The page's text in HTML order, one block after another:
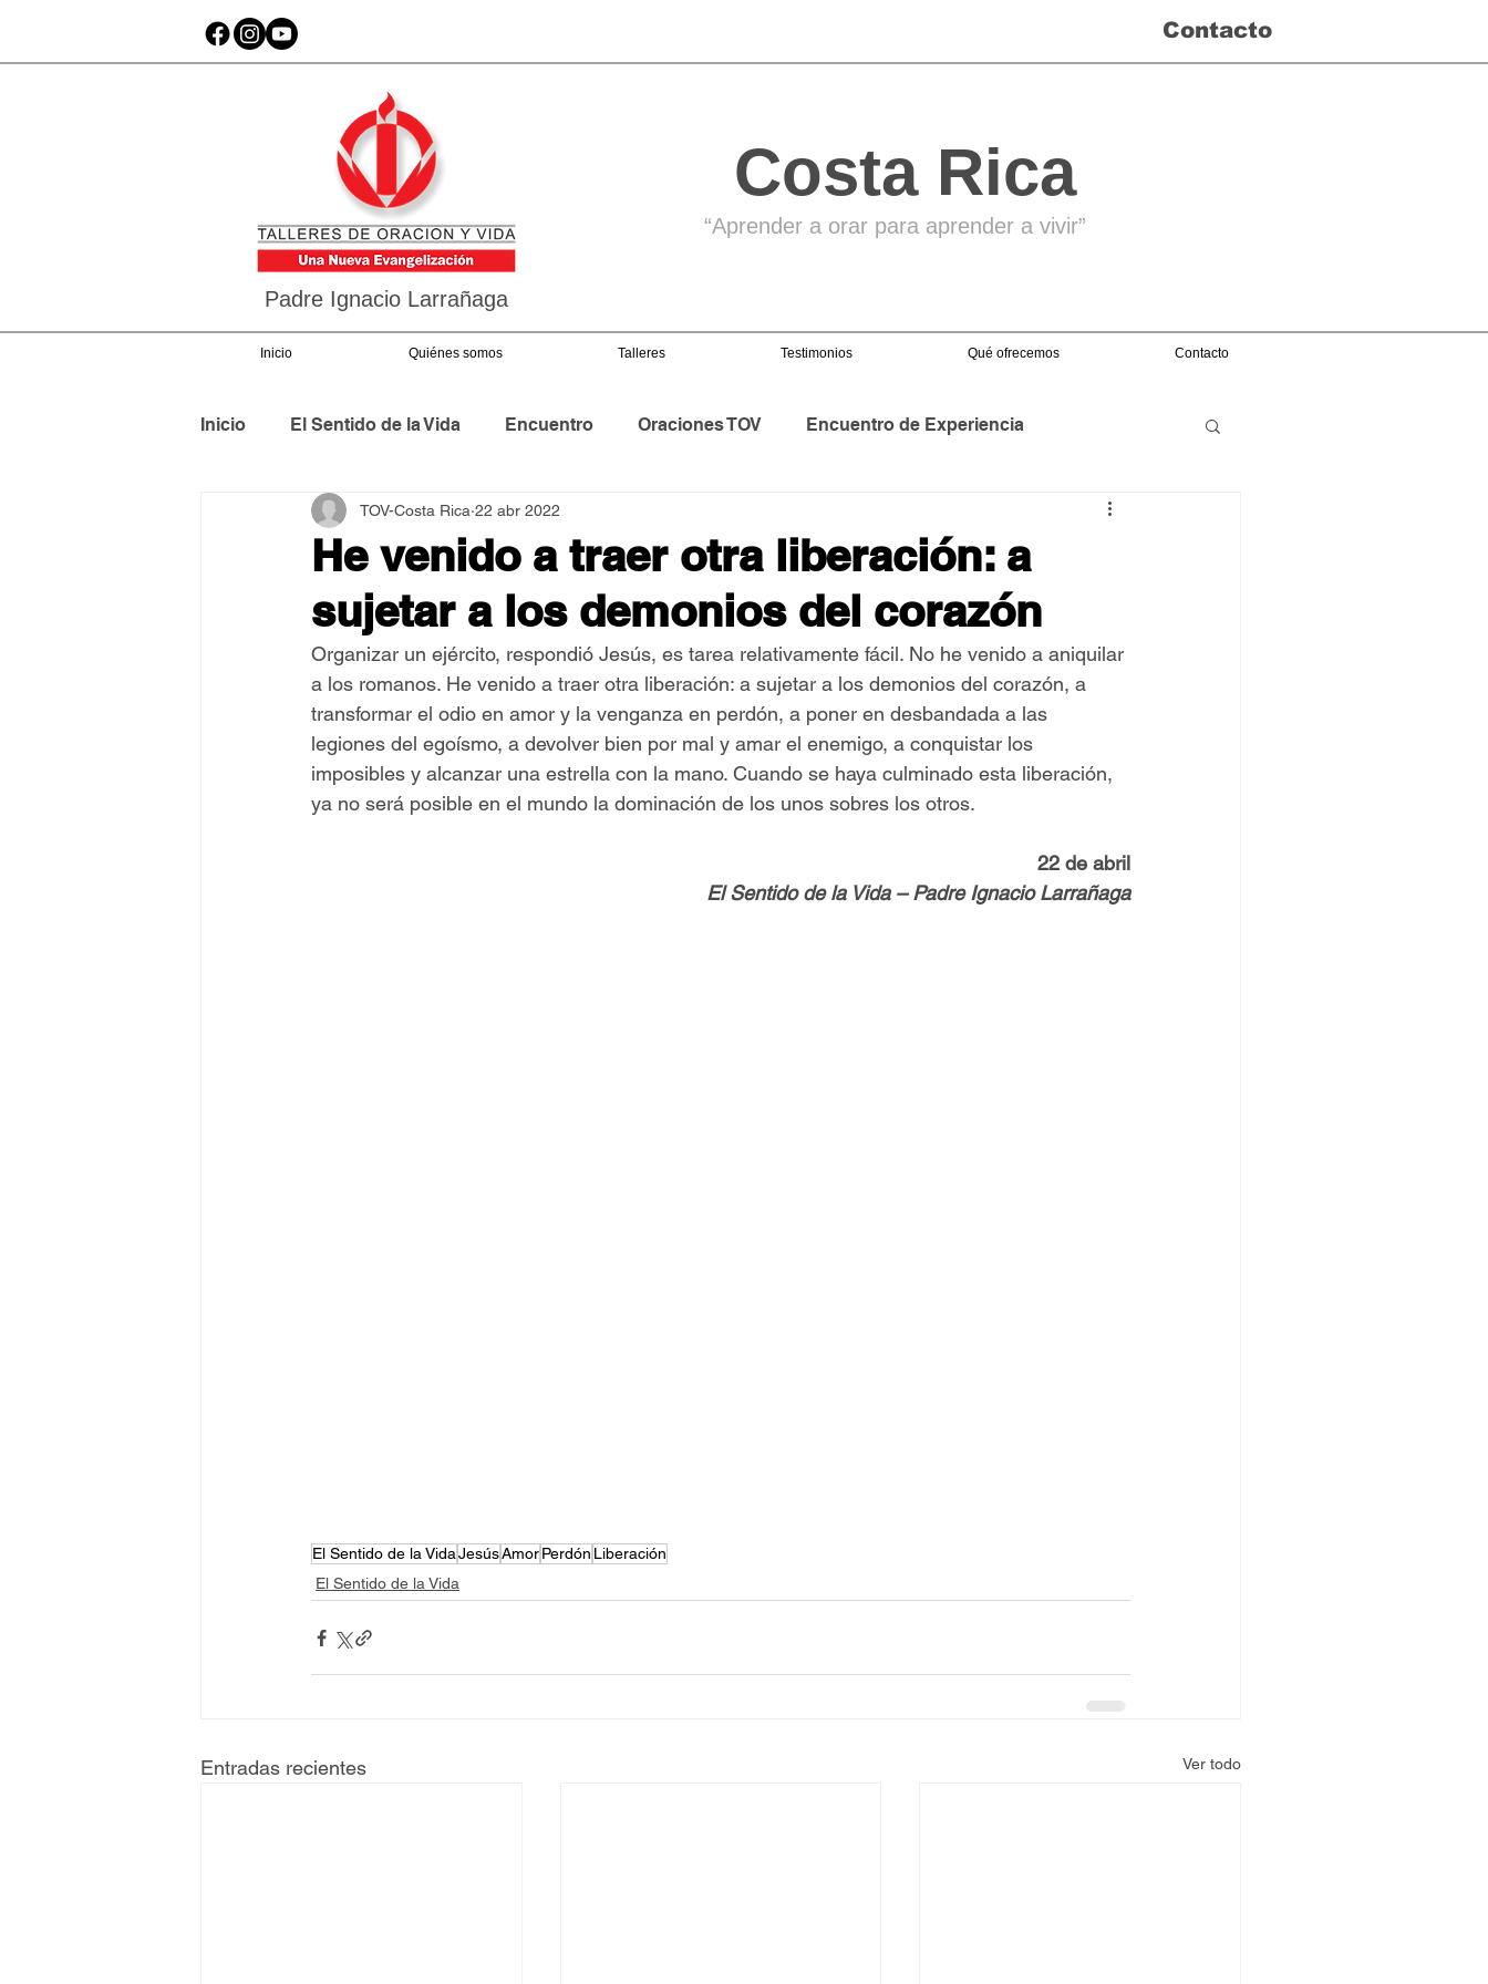
Contacto
Padre Ignacio Larrañaga
Costa Rica
“Aprender a orar para aprender a vivir”
Inicio Quiénes somos Talleres Testimonios Qué ofrecemos Contacto
Inicio El Sentido de la Vida Encuentro Oraciones TOV Encuentro de Experiencia
Asamblea Internacional 2018 Asamblea Nacional
Estilo y Vida de los Guías Jornadas Mundiales Libros Orar y Vivir Papa Francisco
Pentecostés El Arte de Ser Feliz Semillas de Paz
He venido a traer otra liberación: a
sujetar a los demonios del corazón
TOV-Costa Rica 22 abr 2022
Organizar un ejército, respondió Jesús, es tarea relativamente fácil. No he venido a aniquilar
a los romanos. He venido a traer otra liberación: a sujetar a los demonios del corazón, a
transformar el odio en amor y la venganza en perdón, a poner en desbandada a las
legiones del egoísmo, a devolver bien por mal y amar el enemigo, a conquistar los
imposibles y alcanzar una estrella con la mano. Cuando se haya culminado esta liberación,
ya no será posible en el mundo la dominación de los unos sobres los otros.
22 de abril
El Sentido de la Vida – Padre Ignacio Larrañaga
El Sentido de la VidaJesúsAmorPerdón Liberación
El Sentido de la Vida
Entradas recientes Ver todo